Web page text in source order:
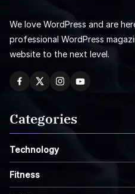
We love WordPress and are
professional WordPress
website to the next level.
Categories
Technology
Fitness